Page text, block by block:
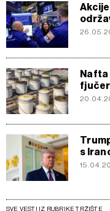
Nafta
s
SVE VESTI IZ RUBRIKE TRŽIŠTE